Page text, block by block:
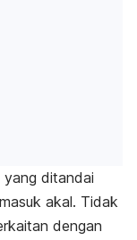
yang ditandai
akal. Tidak
dengan